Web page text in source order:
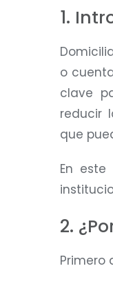
1.
o
clave
reducir
que
En
2.
Primero